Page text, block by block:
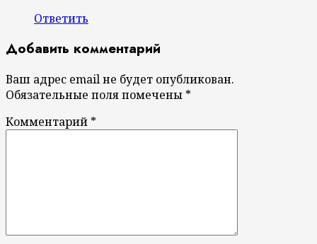
Ответить
Добавить комментарий
Ваш адрес email не будет опубликован.
Обязательные поля помечены *
Комментарий *